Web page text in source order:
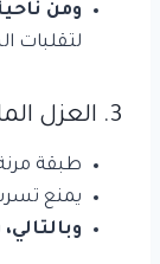
ومن
لتقلبات
3. العزل المائي المطاطي السائل
طبقة
يمنع تسرب
وبالتالي،